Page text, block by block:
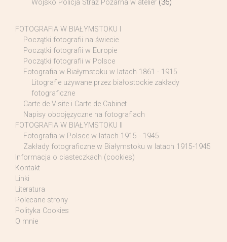
Wojsko Policja Straż Pożarna w atelier (36)
FOTOGRAFIA W BIAŁYMSTOKU I
Początki fotografii na świecie
Początki fotografii w Europie
Początki fotografii w Polsce
Fotografia w Białymstoku w latach 1861 - 1915
Litografie używane przez białostockie zakłady
fotograficzne
Carte de Visite i Carte de Cabinet
Napisy obcojęzyczne na fotografiach
FOTOGRAFIA W BIAŁYMSTOKU II
Fotografia w Polsce w latach 1915 - 1945
Zakłady fotograficzne w Białymstoku w latach 1915-1945
Informacja o ciasteczkach (cookies)
Kontakt
Linki
Literatura
Polecane strony
Polityka Cookies
O mnie